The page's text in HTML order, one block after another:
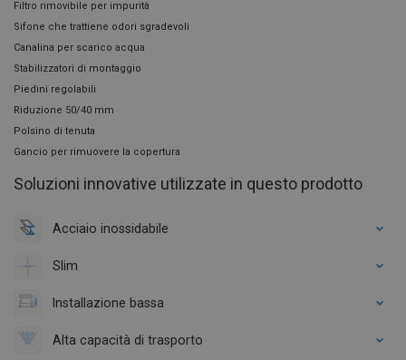
Filtro rimovibile per impurità
Sifone che trattiene odori sgradevoli
Canalina per scarico acqua
Stabilizzatori di montaggio
Piedini regolabili
Riduzione 50/40 mm
Polsino di tenuta
Gancio per rimuovere la copertura
Soluzioni innovative utilizzate in questo prodotto
Acciaio inossidabile
Slim
Installazione bassa
Alta capacità di trasporto